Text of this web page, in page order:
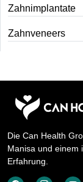
Zahnimplantate
Zahnveneers
Die Can Health
Manisa und einem
Erfahrung.